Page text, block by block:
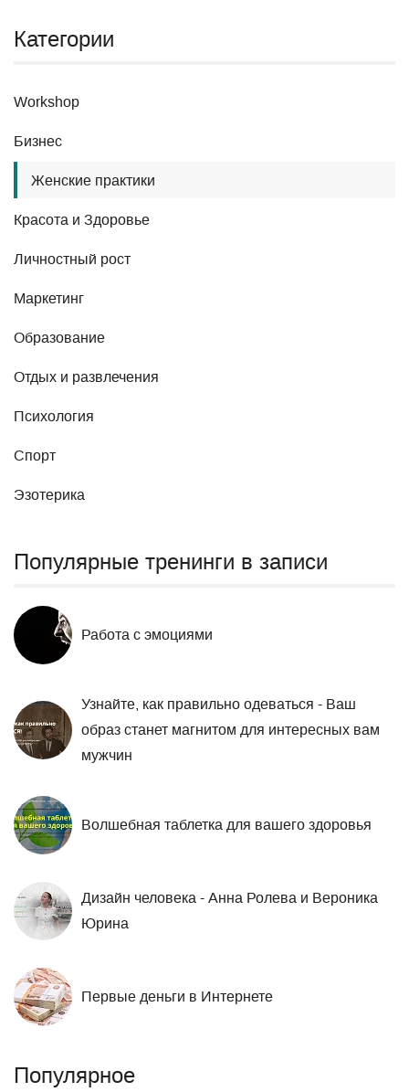
Категории
Workshop
Бизнес
Женские практики
Красота и Здоровье
Личностный рост
Маркетинг
Образование
Отдых и развлечения
Психология
Спорт
Эзотерика
Популярные тренинги в записи
Работа с эмоциями
Узнайте, как правильно одеваться - Ваш
образ станет магнитом для интересных вам
мужчин
Волшебная таблетка для вашего здоровья
Дизайн человека - Анна Ролева и Вероника
Юрина
Первые деньги в Интернете
Популярное